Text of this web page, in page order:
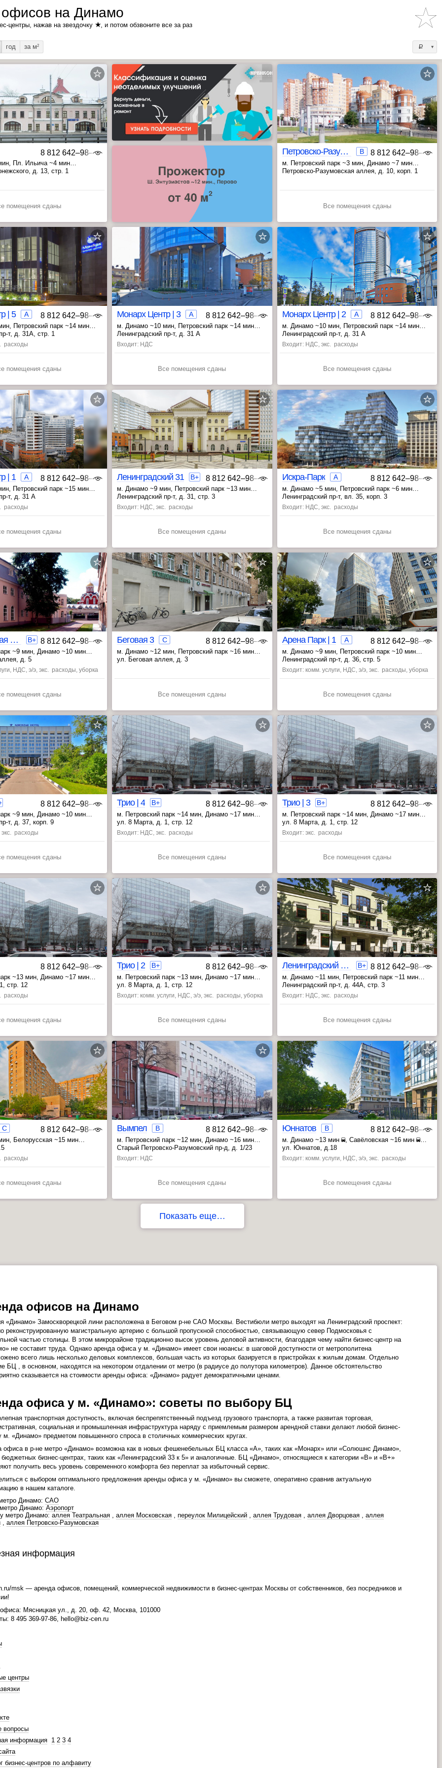
на Динамо
центры, нажав на звездочку ★, и потом обзвоните все за раз
год за м2 a
ЮВАО
ВАО
8 812 642‒98‒46
, Пл. Ильича ~4 мин
мин
д. 13, стр. 1
помещения сданы
Петровско-Разумовская аллея 10 корп.1 B 8 812 642‒98‒46
м. Петровский парк ~3 мин, Динамо ~7 мин
, Савёловская ~19 мин
Петровско-Разумовская аллея, д. 10, корп. 1
Все помещения сданы
| 5 A 8 812 642‒98‒46
, Петровский парк ~14 мин
т, д. 31А, стр. 1
расходы
помещения сданы
Монарх Центр | 3 A 8 812 642‒98‒46
м. Динамо ~10 мин, Петровский парк ~14 мин
, Беговая ~20 мин
Ленинградский пр-т, д. 31 А
Входит: НДС
Все помещения сданы
Монарх Центр | 2 A 8 812 642‒98‒46
м. Динамо ~10 мин, Петровский парк ~14 мин
, Беговая ~19 мин
Ленинградский пр-т, д. 31 А
Входит: НДС, экс. расходы
Все помещения сданы
| 1 A 8 812 642‒98‒46
, Петровский парк ~15 мин
т, д. 31 А
расходы
помещения сданы
Ленинградский 31 B+ 8 812 642‒98‒46
м. Динамо ~9 мин, Петровский парк ~13 мин
, Беговая ~20 мин
Ленинградский пр-т, д. 31, стр. 3
Входит: НДС, экс. расходы
Все помещения сданы
Искра-Парк A 8 812 642‒98‒46
м. Динамо ~5 мин, Петровский парк ~6 мин
, ЦСКА ~19 мин
Ленинградский пр-т, вл. 35, корп. 3
Входит: НДС, экс. расходы
Все помещения сданы
Нарышкинская аллея 5 B+ 8 812 642‒98‒46
~9 мин, Динамо ~10 мин
д. 5
НДС, э/э, экс. расходы, уборка
помещения сданы
Беговая 3 C 8 812 642‒98‒46
м. Динамо ~12 мин, Петровский парк ~16 мин
, Белорусская ~17 мин, Беговая ~19 мин
ул. Беговая аллея, д. 3
Все помещения сданы
Арена Парк | 1 A 8 812 642‒98‒46
м. Динамо ~9 мин, Петровский парк ~10 мин
, Савёловская ~19 мин
Ленинградский пр-т, д. 36, стр. 5
Входит: комм. услуги, НДС, э/э, экс. расходы, уборка
Все помещения сданы
8 812 642‒98‒46
~9 мин, Динамо ~10 мин
, Аэропорт ~19 мин
т, д. 37, корп. 9
расходы
помещения сданы
Трио | 4 B+ 8 812 642‒98‒46
м. Петровский парк ~14 мин, Динамо ~17 мин
, Аэропорт ~20 мин
ул. 8 Марта, д. 1, стр. 12
Входит: НДС, экс. расходы
Все помещения сданы
Трио | 3 B+ 8 812 642‒98‒46
м. Петровский парк ~14 мин, Динамо ~17 мин
, Аэропорт ~20 мин
ул. 8 Марта, д. 1, стр. 12
Входит: экс. расходы
Все помещения сданы
8 812 642‒98‒46
~13 мин, Динамо ~17 мин
стр. 12
расходы
помещения сданы
Трио | 2 B+ 8 812 642‒98‒46
м. Петровский парк ~13 мин, Динамо ~17 мин
, Аэропорт ~20 мин
ул. 8 Марта, д. 1, стр. 12
Входит: комм. услуги, НДС, э/э, экс. расходы, уборка
Все помещения сданы
Ленинградский 44А стр.3 B+ 8 812 642‒98‒46
м. Динамо ~11 мин, Петровский парк ~11 мин
, Аэропорт ~13 мин
Ленинградский пр-т, д. 44А, стр. 3
Входит: НДС, экс. расходы
Все помещения сданы
C 8 812 642‒98‒46
, Белорусская ~15 мин
~18 мин
расходы
помещения сданы
Вымпел B 8 812 642‒98‒46
м. Петровский парк ~12 мин, Динамо ~16 мин
, Аэропорт ~17 мин
Старый Петровско-Разумовский пр-д, д. 1/23
Входит: НДС
Все помещения сданы
Юннатов B 8 812 642‒98‒46
м. Динамо ~13 мин
, Савёловская ~16 мин
, Петровский парк ~19 мин
ул. Юннатов, д.18
Входит: комм. услуги, НДС, э/э, экс. расходы
Все помещения сданы
Показать еще…
офисов на Динамо
«Динамо» Замоскворецкой лини расположена в Беговом р-не САО Москвы. Вестибюли метро выходят на Ленинградский проспект:
реконструированную магистральную артерию с большой пропускной способностью, связывающую север Подмосковья с
частью столицы. В этом микрорайоне традиционно высок уровень деловой активности, благодаря чему найти бизнес-центр на
не составит труда. Однако аренда офиса у м. «Динамо» имеет свои нюансы: в шаговой доступности от метрополитена
всего лишь несколько деловых комплексов, большая часть из которых базируется в пристройках к жилым домам. Отдельно
БЦ , в основном, находятся на некотором отдалении от метро (в радиусе до полутора километров). Данное обстоятельство
сказывается на стоимости аренды офиса: «Динамо» радует демократичными ценами.
офиса у м. «Динамо»: советы по выбору БЦ
транспортная доступность, включая беспрепятственный подъезд грузового транспорта, а также развитая торговая,
социальная и промышленная инфраструктура наряду с приемлемым размером арендной ставки делают любой бизнес-
м. «Динамо» предметом повышенного спроса в столичных коммерческих кругах.
офиса в р-не метро «Динамо» возможна как в новых фешенебельных БЦ класса «А», таких как «Монарх» или «Солюшнс Динамо»,
бюджетных бизнес-центрах, таких как «Ленинградский 33 к 5» и аналогичные. БЦ «Динамо», относящиеся к категории «В» и «В+»
получить весь уровень современного комфорта без переплат за избыточный сервис.
с выбором оптимального предложения аренды офиса у м. «Динамо» вы сможете, оперативно сравнив актуальную
в нашем каталоге.
Динамо: САО
Динамо: Аэропорт
метро Динамо: аллея Театральная , аллея Московская , переулок Милицейский , аллея Трудовая , аллея Дворцовая , аллея
, аллея Петровско-Разумовская
информация
msk — аренда офисов, помещений, коммерческой недвижимости в бизнес-центрах Москвы от собственников, без посредников и
Мясницкая ул., д. 20, оф. 42, Москва, 101000
8 495 369-97-86, hello@biz-cen.ru
центры
вопросы
информация
1 2 3 4
бизнес-центров по алфавиту